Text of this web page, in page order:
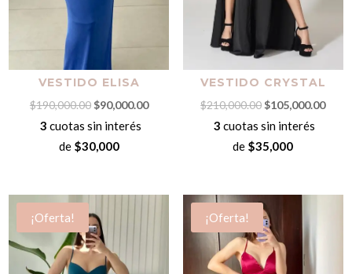
VESTIDO ELISA
$190,000.00 El
precio
original
$90,000.00El
3 cuotas sin interés
de $30,000
VESTIDO CRYSTAL
$210,000.00 El
precio
original
$105,000.00El
3 cuotas sin interés
de $35,000
¡Oferta! ¡Oferta!